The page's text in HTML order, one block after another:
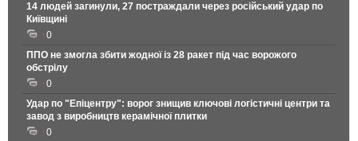
14 людей загинули, 27 постраждали через російський удар по
Київщині
0
ППО не змогла збити жодної із 28 ракет під час ворожого
обстрілу
0
Удар по "Епіцентру": ворог знищив ключові логістичні центри та
завод з виробництв керамічної плитки
0